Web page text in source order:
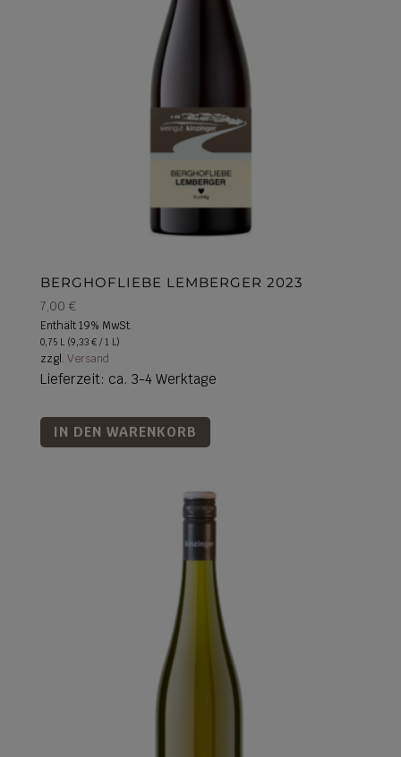
BERGHOFLIEBE LEMBERGER 2023
7,00 €
Enthält 19% MwSt.
0,75 L (9,33€/ 1 L)
zzgl. Versand
Lieferzeit: ca. 3-4 Werktage
IN DEN WARENKORB